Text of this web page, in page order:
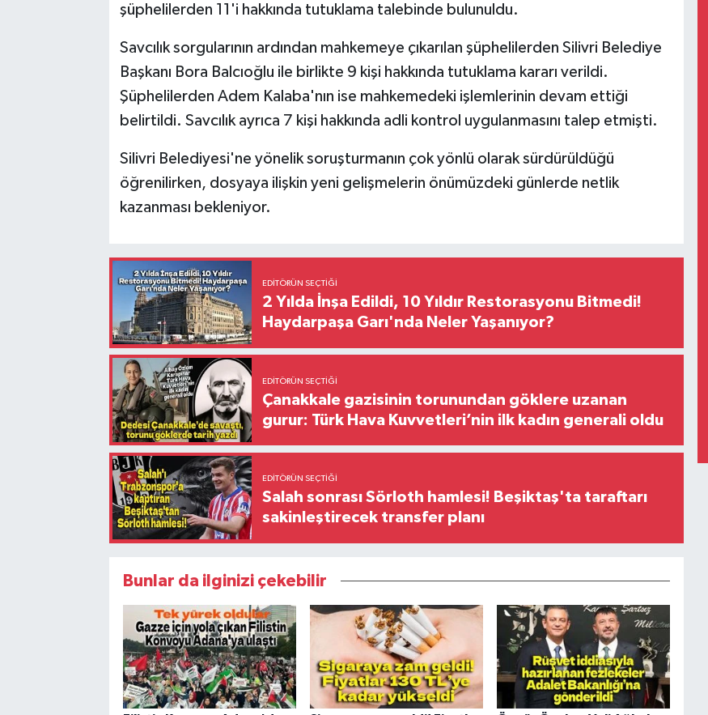
şüphelilerden 11'i hakkında tutuklama talebinde bulunuldu.
Savcılık sorgularının ardından mahkemeye çıkarılan şüphelilerden Silivri Belediye
Başkanı Bora Balcıoğlu ile birlikte 9 kişi hakkında tutuklama kararı verildi.
Şüphelilerden Adem Kalaba'nın ise mahkemedeki işlemlerinin devam ettiği
belirtildi. Savcılık ayrıca 7 kişi hakkında adli kontrol uygulanmasını talep etmişti.
Silivri Belediyesi'ne yönelik soruşturmanın çok yönlü olarak sürdürüldüğü
öğrenilirken, dosyaya ilişkin yeni gelişmelerin önümüzdeki günlerde netlik
kazanması bekleniyor.
EDITÖRÜN SEÇTIĞI
2 Yılda İnşa Edildi, 10 Yıldır Restorasyonu Bitmedi!
Haydarpaşa Garı'nda Neler Yaşanıyor?
EDITÖRÜN SEÇTIĞI
Çanakkale gazisinin torunundan göklere uzanan
gurur: Türk Hava Kuvvetleri’nin ilk kadın generali oldu
EDITÖRÜN SEÇTIĞI
Salah sonrası Sörloth hamlesi! Beşiktaş'ta taraftarı
sakinleştirecek transfer planı
Bunlar da ilginizi çekebilir